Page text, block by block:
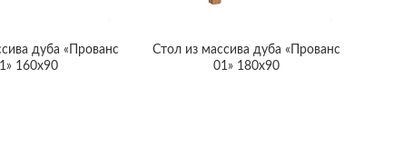
дуба «Прованс
160х90
Cтол из массива дуба «Прованс
01» 180х90